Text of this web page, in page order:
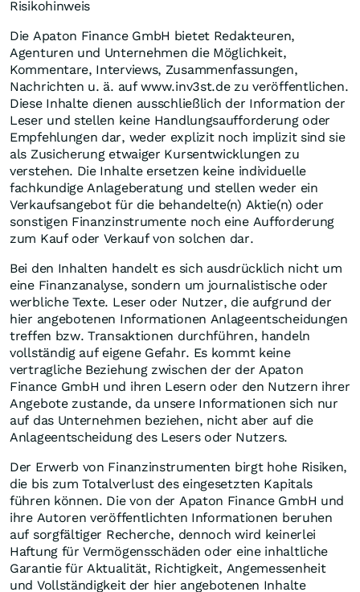
Risikohinweis
Die Apaton Finance GmbH bietet Redakteuren,
Agenturen und Unternehmen die Möglichkeit,
Kommentare, Interviews, Zusammenfassungen,
Nachrichten u. ä. auf www.inv3st.de zu veröffentlichen.
Diese Inhalte dienen ausschließlich der Information der
Leser und stellen keine Handlungsaufforderung oder
Empfehlungen dar, weder explizit noch implizit sind sie
als Zusicherung etwaiger Kursentwicklungen zu
verstehen. Die Inhalte ersetzen keine individuelle
fachkundige Anlageberatung und stellen weder ein
Verkaufsangebot für die behandelte(n) Aktie(n) oder
sonstigen Finanzinstrumente noch eine Aufforderung
zum Kauf oder Verkauf von solchen dar.
Bei den Inhalten handelt es sich ausdrücklich nicht um
eine Finanzanalyse, sondern um journalistische oder
werbliche Texte. Leser oder Nutzer, die aufgrund der
hier angebotenen Informationen Anlageentscheidungen
treffen bzw. Transaktionen durchführen, handeln
vollständig auf eigene Gefahr. Es kommt keine
vertragliche Beziehung zwischen der der Apaton
Finance GmbH und ihren Lesern oder den Nutzern ihrer
Angebote zustande, da unsere Informationen sich nur
auf das Unternehmen beziehen, nicht aber auf die
Anlageentscheidung des Lesers oder Nutzers.
Der Erwerb von Finanzinstrumenten birgt hohe Risiken,
die bis zum Totalverlust des eingesetzten Kapitals
führen können. Die von der Apaton Finance GmbH und
ihre Autoren veröffentlichten Informationen beruhen
auf sorgfältiger Recherche, dennoch wird keinerlei
Haftung für Vermögensschäden oder eine inhaltliche
Garantie für Aktualität, Richtigkeit, Angemessenheit
und Vollständigkeit der hier angebotenen Inhalte